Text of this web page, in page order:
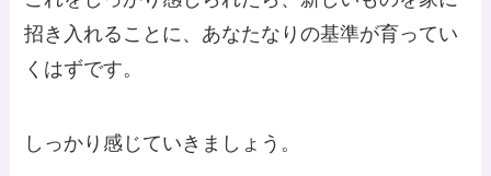
招き入れることに、あなたなりの基準が育ってい
くはずです。
しっかり感じていきましょう。